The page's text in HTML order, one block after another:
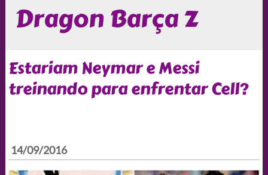
Dragon Barça Z
Estariam Neymar e Messi
treinando para enfrentar Cell?
14/09/2016